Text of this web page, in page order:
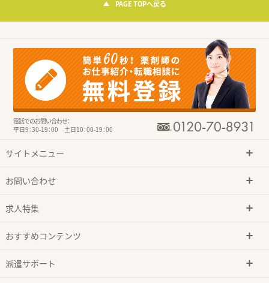
PAGE TOPへ戻る
電話でのお問い合わせ：
平日9：30-19：00 土日10：00-19：00
サイトメニュー
お問い合わせ
求人特集
おすすめコンテンツ
派遣サポート